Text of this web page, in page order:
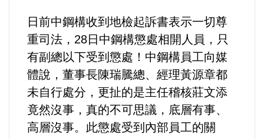
好人好事/人物介紹
日前中鋼構收到地檢起訴書表示一切尊
重司法，28日中鋼構懲處相開人員，只
有副總以下受到懲處！中鋼構員工向媒
體說，董事長陳瑞騰總、經理黃源章都
未自行處分，更扯的是主任稽核莊文添
竟然沒事，真的不可思議，底層有事、
高層沒事。此懲處受到內部員工的關